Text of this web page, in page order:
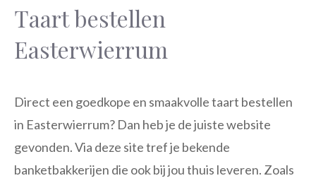
Taart bestellen
Easterwierrum
Direct een goedkope en smaakvolle taart bestellen
in Easterwierrum? Dan heb je de juiste website
gevonden. Via deze site tref je bekende
banketbakkerijen die ook bij jou thuis leveren. Zoals